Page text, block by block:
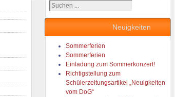
Suchen
...
Neuigkeiten
Sommerferien
Sommerferien
Einladung zum Sommerkonzert!
Richtigstellung zum
Schülerzeitungsartikel „Neuigkeiten
vom DoG“